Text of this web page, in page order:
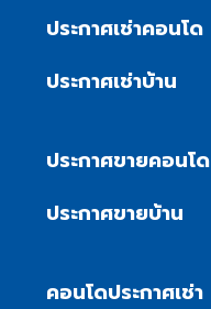
ประกาศเช่าคอนโด
ประกาศเช่าบ้าน
ประกาศขายคอนโด
ประกาศขายบ้าน
คอนโดประกาศเช่า